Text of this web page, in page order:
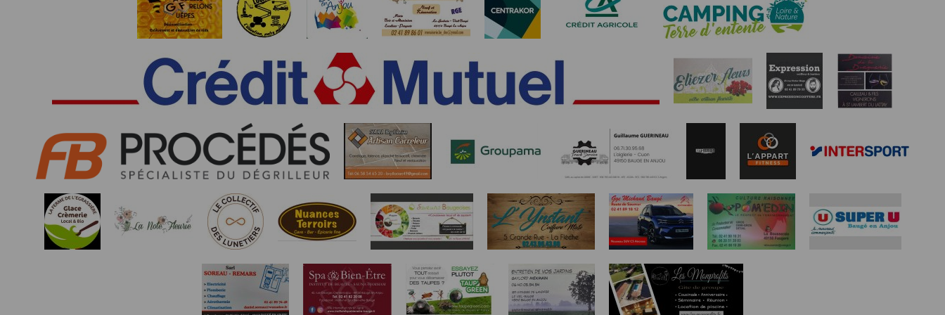
SAS TIMEPULSE
96 rue du parc - Varades
44370 LoireAuxence
F.F.A :Pour ce qui concerne les épreuves d’athlétisme, les résultats sont transmis à la Fédération Française d’Athlétisme
CNIL :
Conditions d’utilisation - Mentions légales - Déclaration CNIL n° 2155789
concernent.
Vous pouvez accèder aux informations vous concernanten nous contactant ici.Vous pouvez également, pour des motifs légitimes, vous opposer au traitement des
données vous concernant.
Conditions générales d'utilisation de l'application Timepulse :
Informations sur la localisation
Nous collectons et traitons les informations de localisation lorsque vous vous inscrivez et utilisez les services. Conformément à notre politique de confidentialité,
nous ne suivons pas la localisation de votre appareil lorsque vous n'utilisez pas l'application, mais afin de fournir des services de synchronisation de base, il est